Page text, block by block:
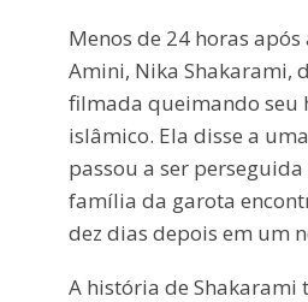
Menos de 24 horas
Amini, Nika Shakarami,
filmada queimando seu
islâmico. Ela disse a
passou a ser
família da garota
dez dias depois em um
A história de Shakarami